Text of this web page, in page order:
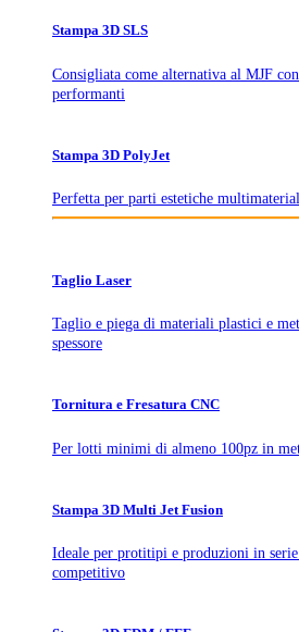
Stampa 3D SLS
Consigliata come alternativa al MJF
performanti
Stampa 3D PolyJet
Perfetta per parti estetiche
Taglio Laser
Taglio e piega di materiali plastici e
spessore
Tornitura e Fresatura CNC
Per lotti minimi di almeno 100pz in
Stampa 3D Multi Jet Fusion
Ideale per protitipi e produzioni in
competitivo